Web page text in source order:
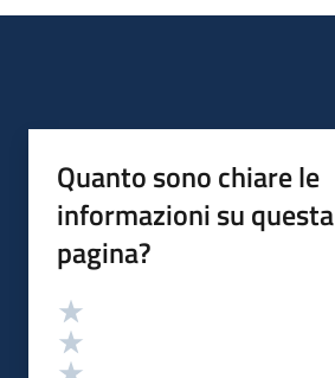
Quanto sono chiare le
informazioni su questa
pagina?
Valutazione